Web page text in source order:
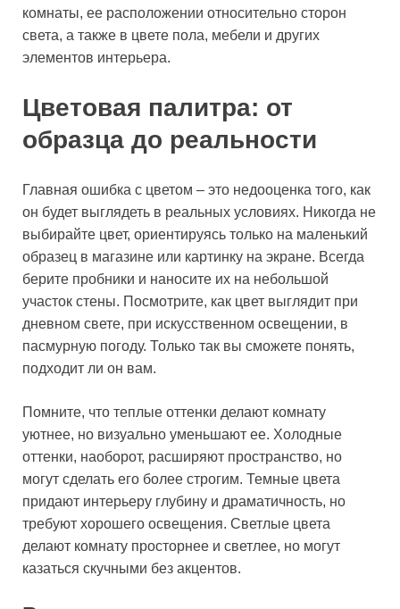
комнаты, ее расположении относительно сторон
света, а также в цвете пола, мебели и других
элементов интерьера.
Цветовая палитра: от
образца до реальности
Главная ошибка с цветом – это недооценка того, как
он будет выглядеть в реальных условиях. Никогда не
выбирайте цвет, ориентируясь только на маленький
образец в магазине или картинку на экране. Всегда
берите пробники и наносите их на небольшой
участок стены. Посмотрите, как цвет выглядит при
дневном свете, при искусственном освещении, в
пасмурную погоду. Только так вы сможете понять,
подходит ли он вам.
Помните, что теплые оттенки делают комнату
уютнее, но визуально уменьшают ее. Холодные
оттенки, наоборот, расширяют пространство, но
могут сделать его более строгим. Темные цвета
придают интерьеру глубину и драматичность, но
требуют хорошего освещения. Светлые цвета
делают комнату просторнее и светлее, но могут
казаться скучными без акцентов.